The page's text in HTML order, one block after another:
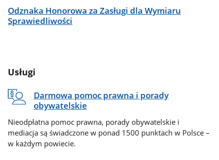
Odznaka Honorowa za Zasługi dla Wymiaru
Sprawiedliwości
Usługi
Darmowa pomoc prawna i porady
obywatelskie
Nieodpłatna pomoc prawna, porady obywatelskie i
mediacja są świadczone w ponad 1500 punktach w Polsce –
w każdym powiecie.